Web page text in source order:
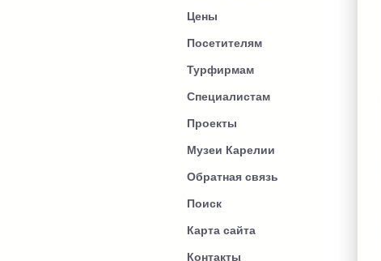
Цены
Посетителям
Турфирмам
Специалистам
Проекты
Музеи Карелии
Обратная связь
Поиск
Карта сайта
Контакты